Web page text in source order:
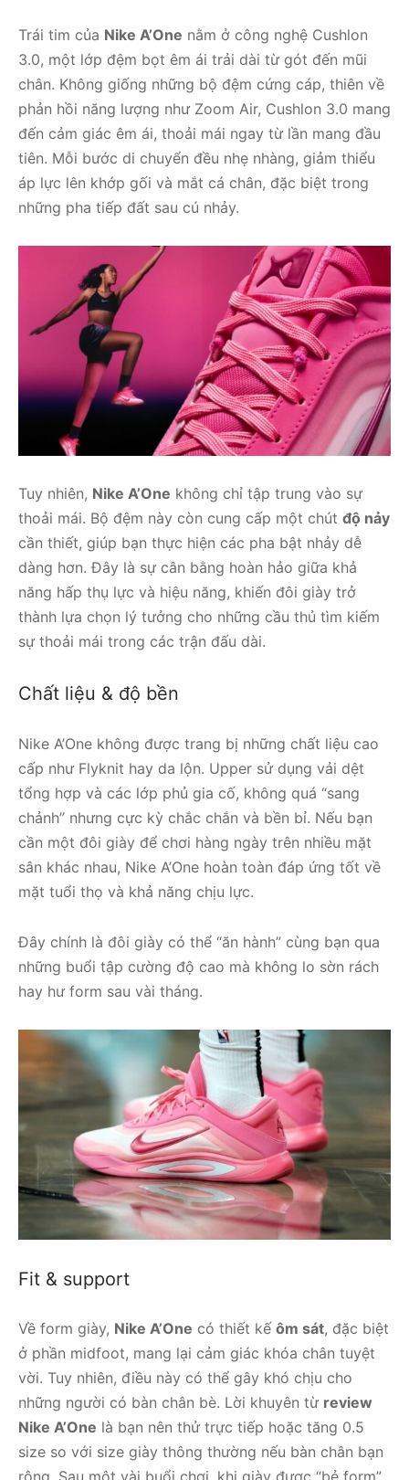
Trái tim của Nike A’One nằm ở công nghệ Cushlon
3.0, một lớp đệm bọt êm ái trải dài từ gót đến mũi
chân. Không giống những bộ đệm cứng cáp, thiên về
phản hồi năng lượng như Zoom Air, Cushlon 3.0 mang
đến cảm giác êm ái, thoải mái ngay từ lần mang đầu
tiên. Mỗi bước di chuyển đều nhẹ nhàng, giảm thiểu
áp lực lên khớp gối và mắt cá chân, đặc biệt trong
những pha tiếp đất sau cú nhảy.
Tuy nhiên, Nike A’One không chỉ tập trung vào sự
thoải mái. Bộ đệm này còn cung cấp một chút độ nảy
cần thiết, giúp bạn thực hiện các pha bật nhảy dễ
dàng hơn. Đây là sự cân bằng hoàn hảo giữa khả
năng hấp thụ lực và hiệu năng, khiến đôi giày trở
thành lựa chọn lý tưởng cho những cầu thủ tìm kiếm
sự thoải mái trong các trận đấu dài.
Chất liệu & độ bền
Nike A’One không được trang bị những chất liệu cao
cấp như Flyknit hay da lộn. Upper sử dụng vải dệt
tổng hợp và các lớp phủ gia cố, không quá “sang
chảnh” nhưng cực kỳ chắc chắn và bền bỉ. Nếu bạn
cần một đôi giày để chơi hàng ngày trên nhiều mặt
sân khác nhau, Nike A’One hoàn toàn đáp ứng tốt về
mặt tuổi thọ và khả năng chịu lực.
Đây chính là đôi giày có thể “ăn hành” cùng bạn qua
những buổi tập cường độ cao mà không lo sờn rách
hay hư form sau vài tháng.
Fit & support
Về form giày, Nike A’One có thiết kế ôm sát, đặc biệt
ở phần midfoot, mang lại cảm giác khóa chân tuyệt
vời. Tuy nhiên, điều này có thể gây khó chịu cho
những người có bàn chân bè. Lời khuyên từ review
Nike A’One là bạn nên thử trực tiếp hoặc tăng 0.5
size so với size giày thông thường nếu bàn chân bạn